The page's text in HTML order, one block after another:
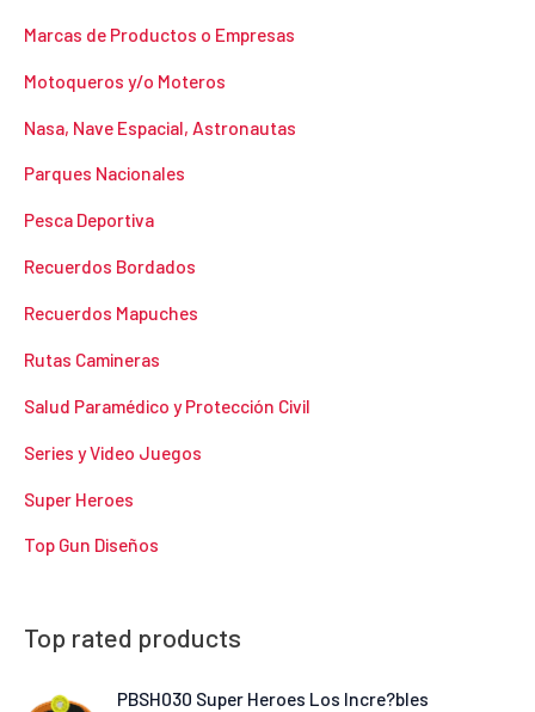
Marcas de Productos o Empresas
Motoqueros y/o Moteros
Nasa, Nave Espacial, Astronautas
Parques Nacionales
Pesca Deportiva
Recuerdos Bordados
Recuerdos Mapuches
Rutas Camineras
Salud Paramédico y Protección Civil
Series y Video Juegos
Super Heroes
Top Gun Diseños
Top rated products
PBSH030 Super Heroes Los Incre?bles